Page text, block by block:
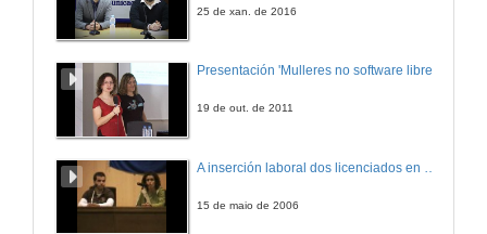
Porto Deportivo de Getxo (Bizkaia)
25 de xan. de 2016
Presentación 'Mulleres no software libre'
19 de out. de 2011
15 de maio de 2006